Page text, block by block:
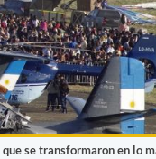
se transformaron en lo